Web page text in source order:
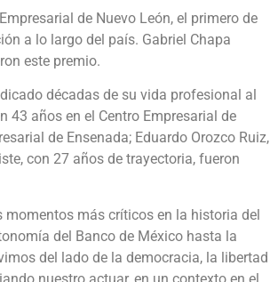
de Nuevo León, el primero de
a lo largo del país. Gabriel Chapa
este premio.
décadas de su vida profesional al
43 años en el Centro Empresarial de
de Ensenada; Eduardo Orozco Ruiz,
con 27 años de trayectoria, fueron
más críticos en la historia del
del Banco de México hasta la
del lado de la democracia, la libertad
nuestro actuar, en un contexto en el